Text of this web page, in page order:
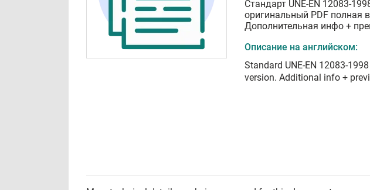
Стандарт UNE-EN 12083-
оригинальный PDF полная
Дополнительная инфо +
Описание на английском:
Standard UNE-EN 12083-
version. Additional info +